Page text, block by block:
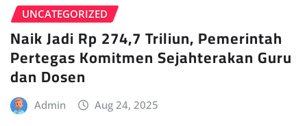
UNCATEGORIZED
Naik Jadi Rp 274,7 Triliun, Pemerintah
Pertegas Komitmen Sejahterakan Guru
dan Dosen
Admin Aug 24, 2025